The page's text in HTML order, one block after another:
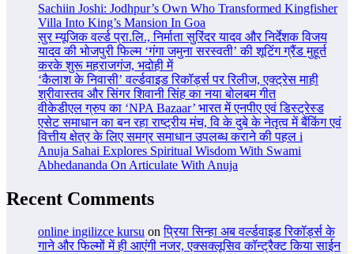
Sachiin Joshi: Jodhpur’s Own Who Transformed Kingfisher
Villa Into King’s Mansion In Goa
सुर म्यूजिक वर्ल्ड प्रा.लि., निर्माता सुरिंदर यादव और निर्देशक विजय
यादव की भोजपुरी फिल्म ‘गंगा जमुना सरस्वती’ की शूटिंग ग्रैंड मुहूर्त
करके शुरू महराजगंज, भदोही में
‘कैलाश के निवासी’ वर्ल्डवाइड रिकॉर्ड्स पर रिलीज, एक्ट्रेस माही
श्रीवास्तव और सिंगर शिवानी सिंह का नया बोलबम गीत
वीकेडीएल ग्रुप का ‘NPA Bazaar’ भारत में एनपीए एवं डिस्ट्रेस्ड
एसेट समाधान का बन रहा राष्ट्रीय मंच, वि के दुबे के नेतृत्व में बैंकिंग एवं
वित्तीय क्षेत्र के लिए समग्र समाधान उपलब्ध कराने की पहल i
Anuja Sahai Explores Spiritual Wisdom With Swami
Abhedananda On Articulate With Anuja
Recent Comments
online ingilizce kursu onप्रिया सिन्हा अब वर्ल्डवाइड रिकॉर्ड्स के
गाने और फिल्मों में ही आएंगी नजर, एक्सक्लूसिव कॉन्ट्रैक्ट किया साईन